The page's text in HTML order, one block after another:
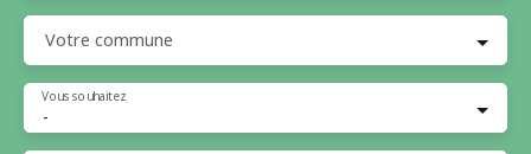
Votre commune
-
Vous souhaitez